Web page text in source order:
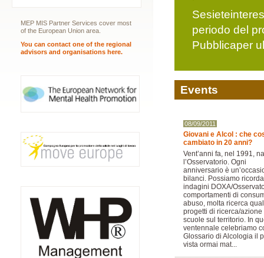
periodo del
Pubblicaper
Events
08/09/2011
Giovani e Alcol : che
cambiato in 20 anni?
Vent’anni fa, nel 1991,
l’Osservatorio. Ogni
anniversario è
bilanci. Possiamo
indagini DOXA/
comportamenti di
abuso, molta ricerca
progetti di ricerca/
scuole sul territorio. In
ventennale celebriamo
Glossario di Alcologia il
vista ormai mat...
MEP MIS Partner Services cover most
of the European Union area.
You can contact one of the regional
advisors and organisations here.